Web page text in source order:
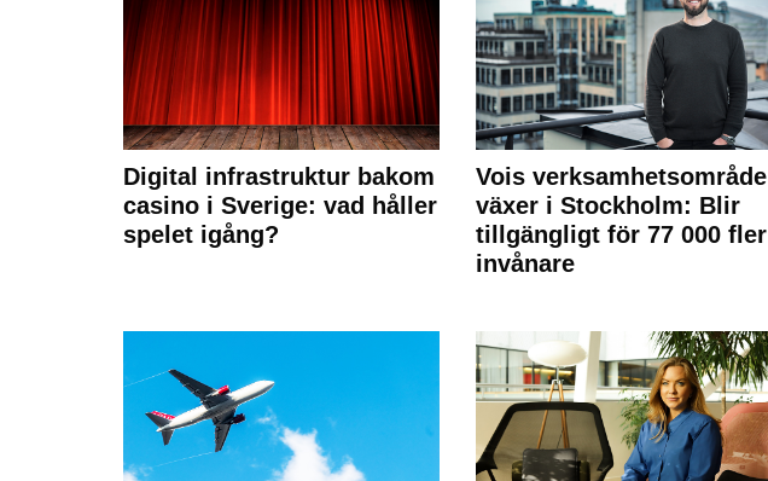
Digital infrastruktur bakom
casino i Sverige: vad håller
spelet igång?
Vois verksamhetsområde
växer i Stockholm: Blir
tillgängligt för 77 000 fler
invånare